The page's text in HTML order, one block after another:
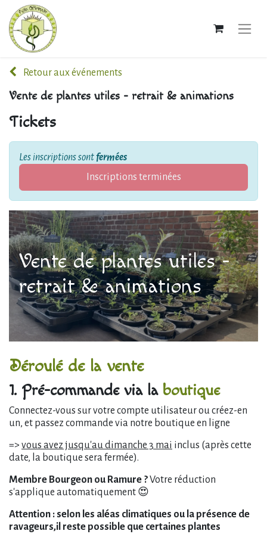
Retour aux événements
Vente de plantes utiles - retrait & animations
Tickets
Les inscriptions sontfermées
Inscriptions terminées
Vente de plantes utiles -
retrait & animations
Déroulé de la vente
1. Pré-commande via la boutique
Connectez-vous sur votre compte utilisateur ou créez-en
un, et passez commande via notre boutique en ligne
=> vous avez jusqu'au dimanche 3 mai inclus (après cette
date, la boutique sera fermée).
Membre Bourgeon ou Ramure ?Votre réduction
s'applique automatiquement 😍
Attention : selon les aléas climatiques ou la présence de
ravageurs,il reste possible que certaines plantes